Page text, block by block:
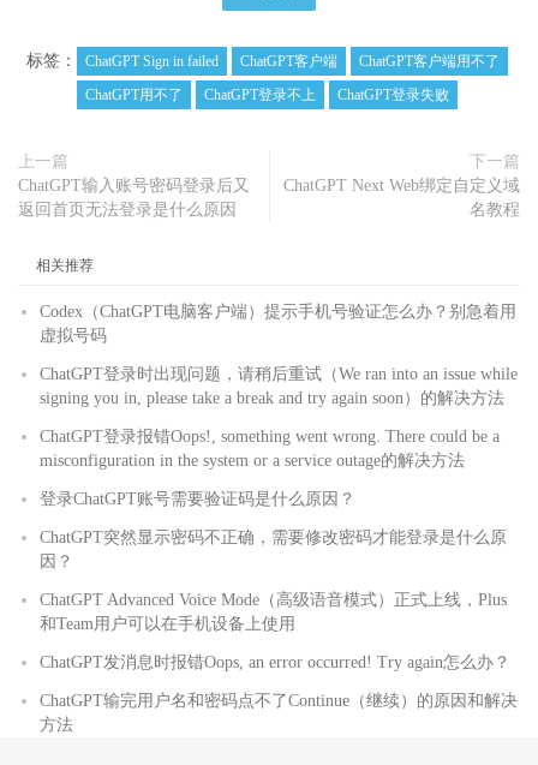
标签： ChatGPT Sign in failed ChatGPT客户端
ChatGPT客户端用不了
ChatGPT用不了
ChatGPT登录不上 ChatGPT登录失败
上一篇
ChatGPT输入账号密码登录后又
返回首页无法登录是什么原因
下一篇
ChatGPT Next Web绑定自定义域
名教程
相关推荐
Codex（ChatGPT电脑客户端）提示手机号验证怎么办？别急着用
虚拟号码
ChatGPT登录时出现问题，请稍后重试（We ran into an issue while
signing you in, please take a break and try again soon）的解决方法
ChatGPT登录报错Oops!, something went wrong. There could be a
misconfiguration in the system or a service outage的解决方法
登录ChatGPT账号需要验证码是什么原因？
ChatGPT突然显示密码不正确，需要修改密码才能登录是什么原
因？
ChatGPT Advanced Voice Mode（高级语音模式）正式上线，Plus
和Team用户可以在手机设备上使用
ChatGPT发消息时报错Oops, an error occurred! Try again怎么办？
ChatGPT输完用户名和密码点不了Continue（继续）的原因和解决
方法